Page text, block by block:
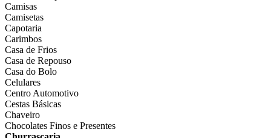
Camisas
Camisetas
Capotaria
Carimbos
Casa de Frios
Casa de Repouso
Casa do Bolo
Celulares
Centro Automotivo
Cestas Básicas
Chaveiro
Chocolates Finos e Presentes